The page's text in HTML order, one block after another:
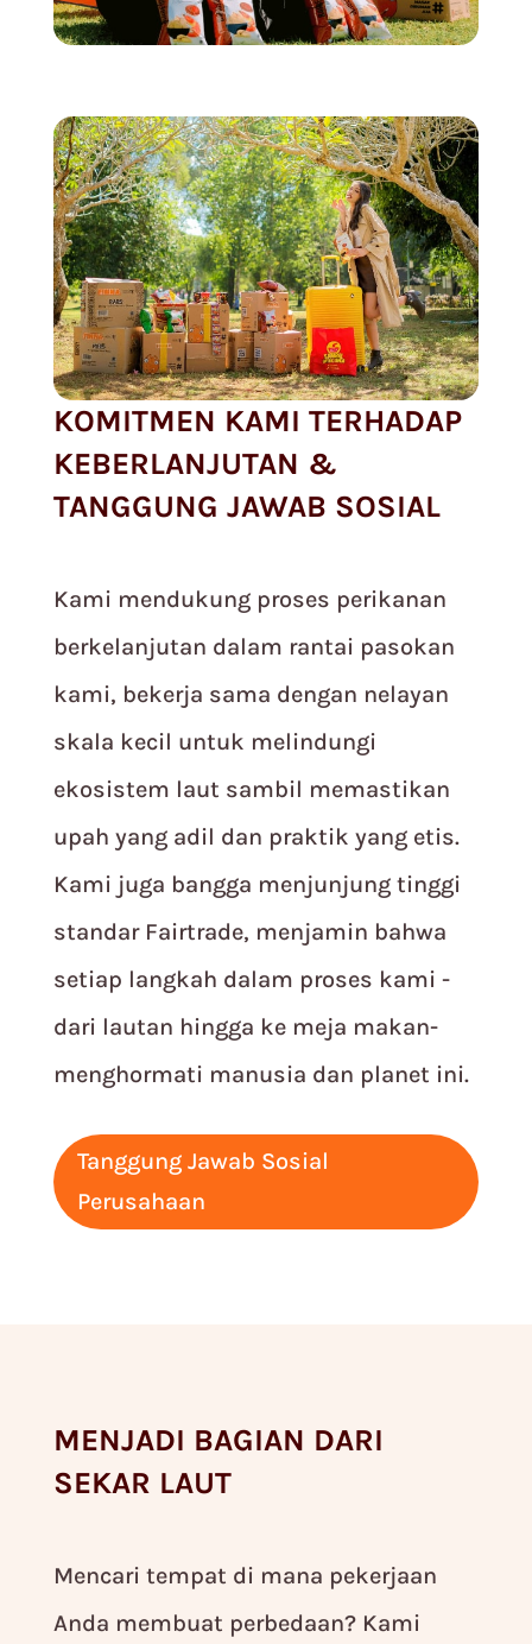
KOMITMEN KAMI TERHADAP
KEBERLANJUTAN &
TANGGUNG JAWAB SOSIAL
Kami mendukung proses perikanan
berkelanjutan dalam rantai pasokan
kami, bekerja sama dengan nelayan
skala kecil untuk melindungi
ekosistem laut sambil memastikan
upah yang adil dan praktik yang etis.
Kami juga bangga menjunjung tinggi
standar Fairtrade, menjamin bahwa
setiap langkah dalam proses kami -
dari lautan hingga ke meja makan-
menghormati manusia dan planet ini.
Tanggung Jawab Sosial
Perusahaan
MENJADI BAGIAN DARI
SEKAR LAUT
Mencari tempat di mana pekerjaan
Anda membuat perbedaan? Kami